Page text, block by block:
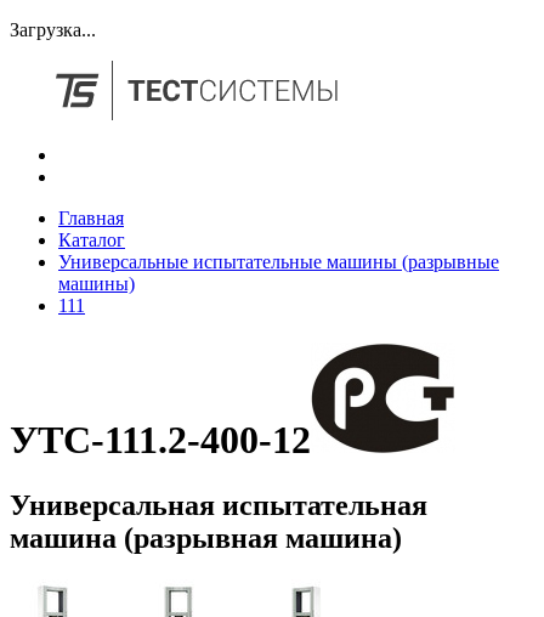
Загрузка...
Главная
Каталог
Универсальные испытательные машины (разрывные
машины)
111
УТС-111.2-400-12
Универсальная испытательная
машина (разрывная машина)